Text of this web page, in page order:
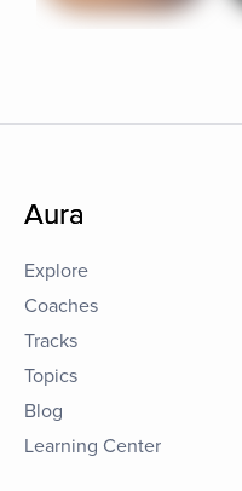
Aura
Explore
Coaches
Tracks
Topics
Blog
Learning Center